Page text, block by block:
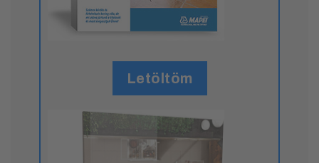
Letöltöm